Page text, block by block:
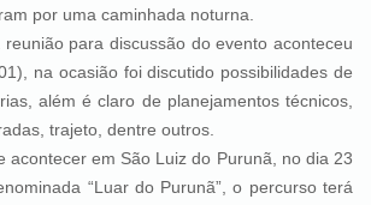
por uma caminhada noturna.
para discussão do evento aconteceu
na ocasião foi discutido possibilidades de
além é claro de planejamentos técnicos,
trajeto, dentre outros.
em São Luiz do Purunã, no dia 23
“Luar do Purunã”, o percurso terá